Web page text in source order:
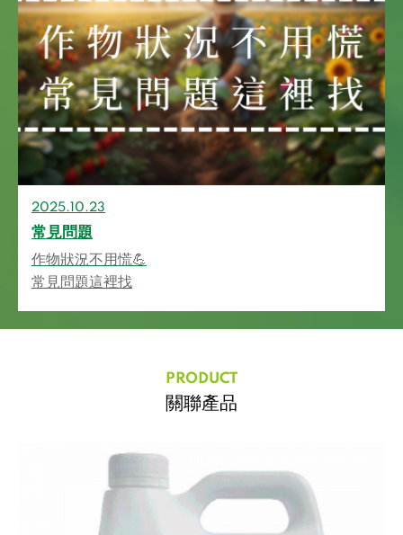
2025.10.23
常見問題
作物狀況不用慌💪
常見問題這裡找
PRODUCT
關聯產品